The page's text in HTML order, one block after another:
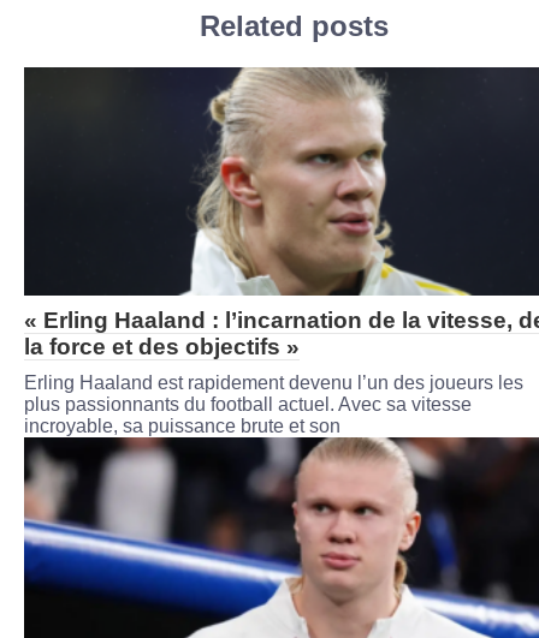
Related posts
« Erling Haaland : l’incarnation de la vitesse,
la force et des objectifs »
Erling Haaland est rapidement devenu l’un des joueurs les
plus passionnants du football actuel. Avec sa vitesse
incroyable, sa puissance brute et son